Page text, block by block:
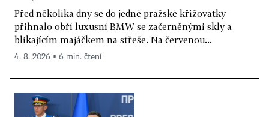
Před několika dny se do jedné pražské křižovatky
přihnalo obří luxusní BMW se začerněnými skly a
blikajícím majáčkem na střeše. Na červenou...
4. 8. 2026 ▪ 6 min. čtení